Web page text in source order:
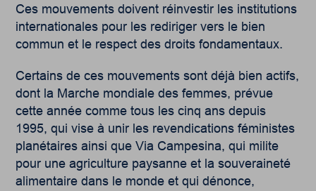
Ces mouvements doivent réinvestir les institutions
internationales pour les rediriger vers le bien
commun et le respect des droits fondamentaux.
Certains de ces mouvements sont déjà bien actifs,
dont la Marche mondiale des femmes, prévue
cette année comme tous les cinq ans depuis
1995, qui vise à unir les revendications féministes
planétaires ainsi que Via Campesina, qui milite
pour une agriculture paysanne et la souveraineté
alimentaire dans le monde et qui dénonce,